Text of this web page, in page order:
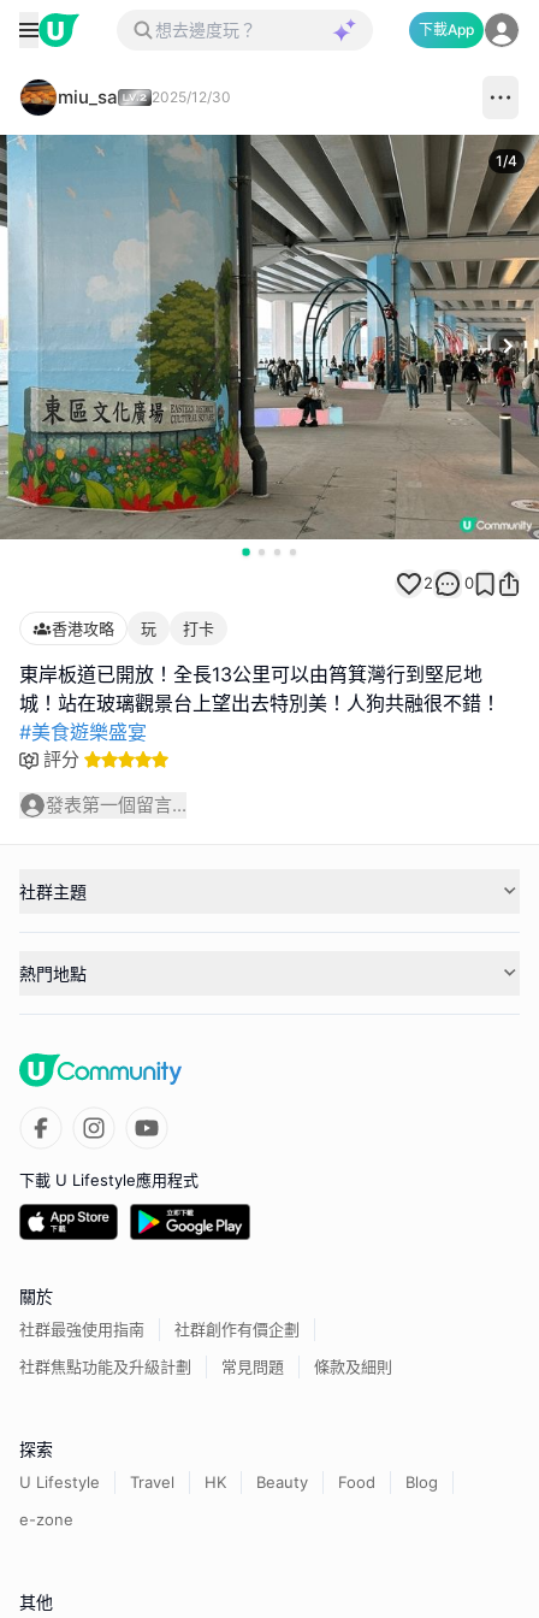
下載App
miu_sa 2025/12/30
1/4
2 0
香港攻略 玩 打卡
東岸板道已開放！全長13公里可以由筲箕灣行到堅尼地
#美食遊樂盛宴
評分
發表第一個留言...
社群主題
熱門地點
下載 U Lifestyle應用程式
關於
社群最強使用指南
社群創作有價企劃
社群焦點功能及升級計劃
常見問題 條款及細則
探索
U Lifestyle Travel HK Beauty Food
Blog
e-zone
其他